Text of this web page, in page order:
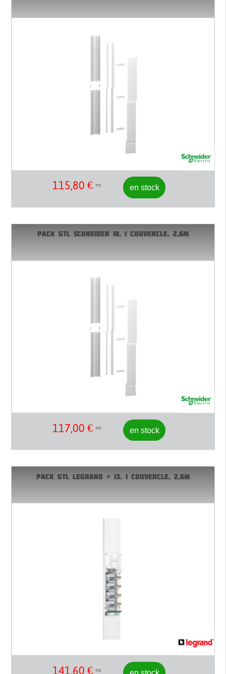
115,80 € TTC en stock
PACK GTL SCHNEIDER 18, 1 COUVERCLE, 2,6M
117,00 € TTC en stock
PACK GTL LEGRAND + 13, 1 COUVERCLE, 2,6M
141,60 € TTC